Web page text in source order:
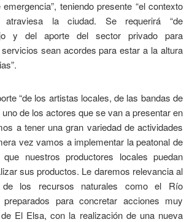
teniendo presente “el contexto
atraviesa la ciudad. Se requerirá “de
y del aporte del sector privado para
sean acordes para estar a la altura
“de los artistas locales, de las bandas de
de los actores que se van a presentar en
a tener una gran variedad de actividades
vez vamos a implementar la peatonal de
nuestros productores locales puedan
sus productos. Le daremos relevancia al
de los recursos naturales como el Río
para concretar acciones muy
El Elsa, con la realización de una nueva